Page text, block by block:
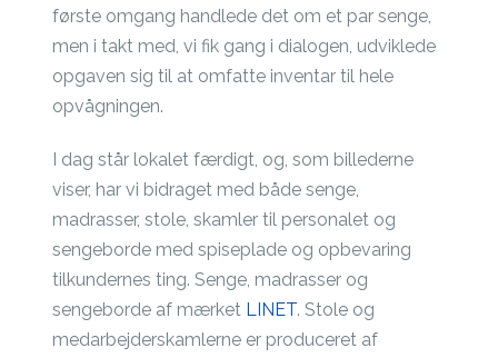
første omgang handlede det om et par senge,
men i takt med, vi fik gang i dialogen, udviklede
opgaven sig til at omfatte inventar til hele
opvågningen.
I dag står lokalet færdigt, og, som billederne
viser, har vi bidraget med både senge,
madrasser, stole, skamler til personalet og
sengeborde med spiseplade og opbevaring
tilkundernes ting. Senge, madrasser og
sengeborde af mærket LINET. Stole og
medarbejderskamlerne er produceret af